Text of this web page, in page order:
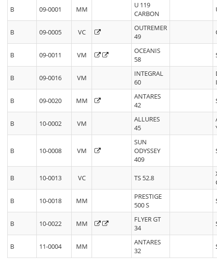
B 09-0001 MM
U 119
CARBON
B 09-0005 VC
OUTREMER
49
B 09-0011 VM
OCEANIS
58
B 09-0016 VM
INTEGRAL
60
B 09-0020 MM
ANTARES
42
B 10-0002 VM
ALLURES
45
B 10-0008 VM
SUN
ODYSSEY
409
B 10-0013 VC TS 52.8
B 10-0018 MM
PRESTIGE
500 S
B 10-0022 MM
FLYER GT
34
B 11-0004 MM
ANTARES
32